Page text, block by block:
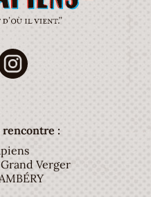
:
Verger